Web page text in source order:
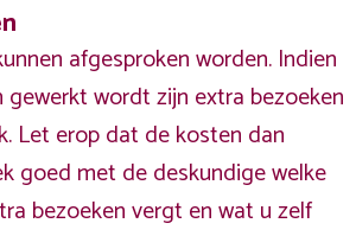
afgesproken worden. Indien
wordt zijn extra bezoeken
Let erop dat de kosten dan
goed met de deskundige welke
bezoeken vergt en wat u zelf